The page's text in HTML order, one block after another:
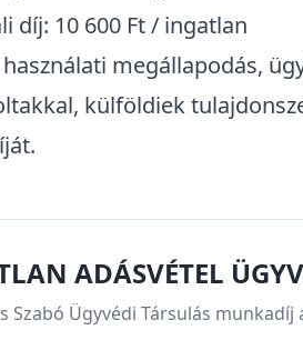
díj: 10 600 Ft / ingatlan
megállapodás,
külföldiek
ADÁSVÉTEL
Szabó Ügyvédi Társulás